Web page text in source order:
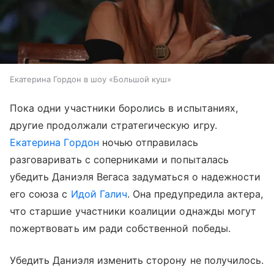
Екатерина Гордон в шоу «Большой куш»
Пока одни участники боролись в испытаниях,
другие продолжали стратегическую игру.
Екатерина Гордон ночью отправилась
разговаривать с соперниками и попыталась
убедить Даниэля Вегаса задуматься о надежности
его союза с Идой Галич. Она предупредила актера,
что старшие участники коалиции однажды могут
пожертвовать им ради собственной победы.
Убедить Даниэля изменить сторону не получилось.